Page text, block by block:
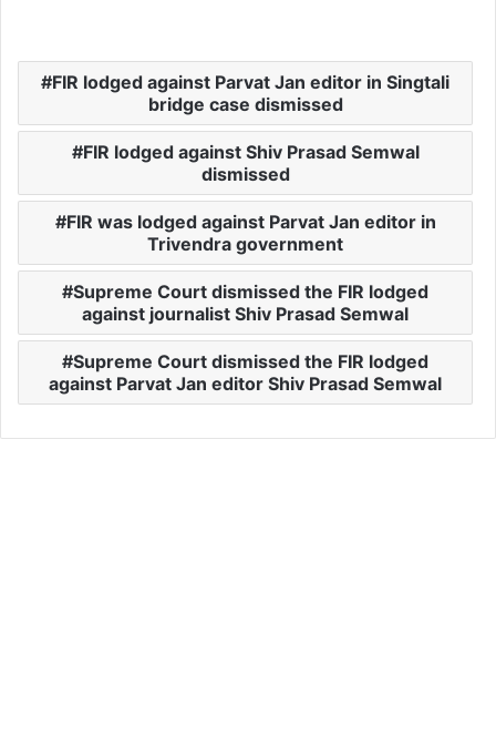
FIR lodged against Parvat Jan editor in Singtali
bridge case dismissed
FIR lodged against Shiv Prasad Semwal
dismissed
FIR was lodged against Parvat Jan editor in
Trivendra government
Supreme Court dismissed the FIR lodged
against journalist Shiv Prasad Semwal
Supreme Court dismissed the FIR lodged
against Parvat Jan editor Shiv Prasad Semwal